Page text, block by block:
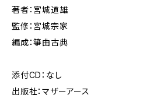
著者：宮城道雄
監修：宮城宗家
編成：箏曲古典
添付CD：なし
出版社：マザーアース